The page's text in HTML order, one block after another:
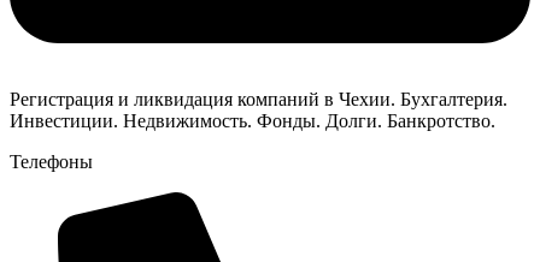
Регистрация и ликвидация компаний в Чехии. Бухгалтерия.
Инвестиции. Недвижимость. Фонды. Долги. Банкротство.
Телефоны